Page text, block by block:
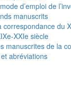
d’emploi de
manuscrits
correspondance du
XXIe siècle
manuscrites de la
abréviations